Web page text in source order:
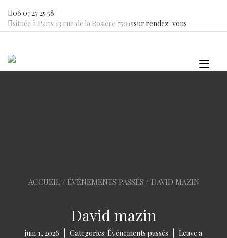
content
06 07 27 25 58
située à Paris 13 rue de la Rosière 75015sur rendez-vous
ACCUEIL/ ÉVÉNEMENTS PASSÉS / DAVID MAZIN
David mazin
juin 1, 2026 Categories: Événements passés
Leave a